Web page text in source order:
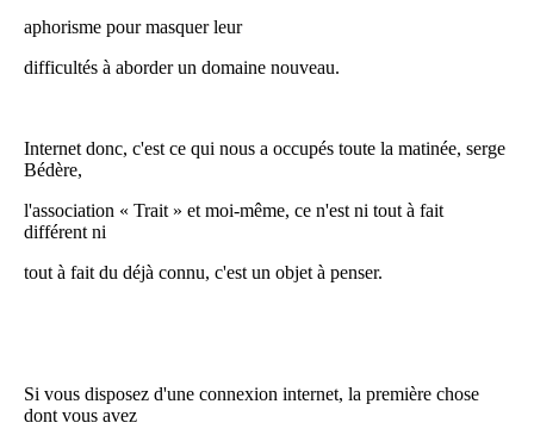
aphorisme pour masquer leur
difficultés à aborder un domaine nouveau.
Internet donc, c'est ce qui nous a occupés toute la matinée, serge
Bédère,
l'association « Trait » et moi-même, ce n'est ni tout à fait
différent ni
tout à fait du déjà connu, c'est un objet à penser.
Si vous disposez d'une connexion internet, la première chose
dont vous avez